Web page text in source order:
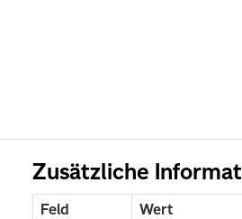
Zusätzliche
Feld Wert